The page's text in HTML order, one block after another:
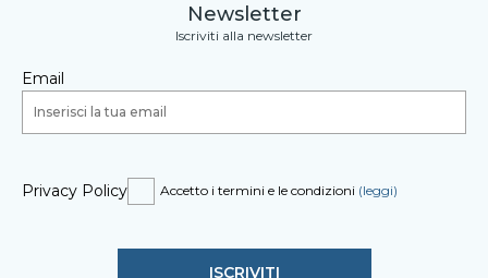
Newsletter
Iscriviti alla newsletter
Email
Privacy Policy Accetto i termini e le condizioni (leggi)